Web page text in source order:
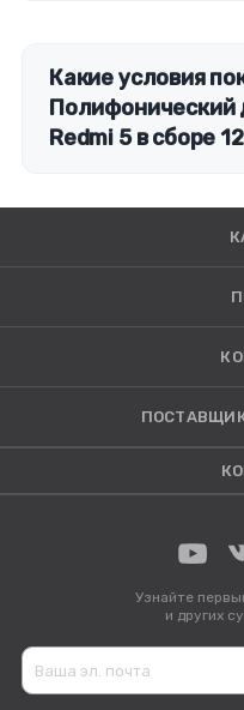
Какие условия
Полифонический
Redmi 5 в сборе
Узнайте
и других